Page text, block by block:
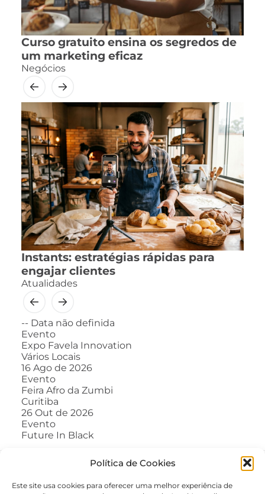
Política de Cookies
Este site usa cookies para oferecer uma melhor experiência de
Curso gratuito ensina os segredos de
um marketing eficaz
Negócios
Instants: estratégias rápidas para
engajar clientes
Atualidades
-- Data não definida
Evento
Expo Favela Innovation
Vários Locais
16 Ago de 2026
Evento
Feira Afro da Zumbi
Curitiba
26 Out de 2026
Evento
Future In Black